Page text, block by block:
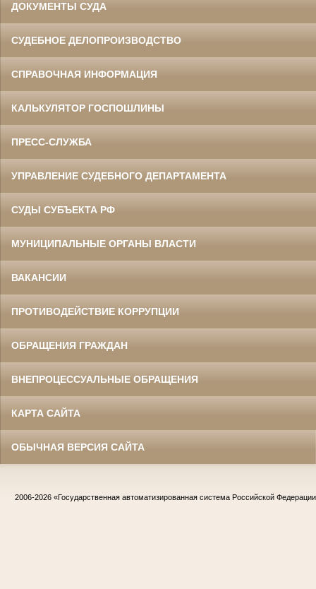
ДОКУМЕНТЫ СУДА
СУДЕБНОЕ ДЕЛОПРОИЗВОДСТВО
СПРАВОЧНАЯ ИНФОРМАЦИЯ
КАЛЬКУЛЯТОР ГОСПОШЛИНЫ
ПРЕСС-СЛУЖБА
УПРАВЛЕНИЕ СУДЕБНОГО ДЕПАРТАМЕНТА
СУДЫ СУБЪЕКТА РФ
МУНИЦИПАЛЬНЫЕ ОРГАНЫ ВЛАСТИ
ВАКАНСИИ
ПРОТИВОДЕЙСТВИЕ КОРРУПЦИИ
ОБРАЩЕНИЯ ГРАЖДАН
ВНЕПРОЦЕССУАЛЬНЫЕ ОБРАЩЕНИЯ
КАРТА САЙТА
ОБЫЧНАЯ ВЕРСИЯ САЙТА
2006-2026 «Государственная автоматизированная система Российской